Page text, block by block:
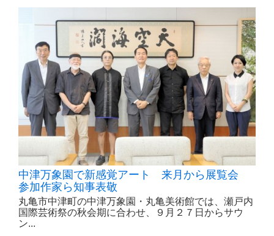
中津万象園で新感覚アート 来月から展覧会
参加作家ら知事表敬
丸亀市中津町の中津万象園・丸亀美術館では、瀬戸内
国際芸術祭の秋会期に合わせ、９月２７日からサウ
ン...